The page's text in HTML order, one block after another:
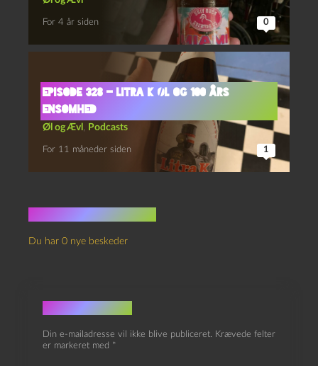
For 4 år siden 0
Episode 328 – Litra K Øl og 100 Års
Ensomhed
Øl og Ævl , Podcasts
For 11 måneder siden 1
Du har 0 nye beskeder
Skriv et svar
Din e-mailadresse vil ikke blive publiceret. Krævede felter
er markeret med *